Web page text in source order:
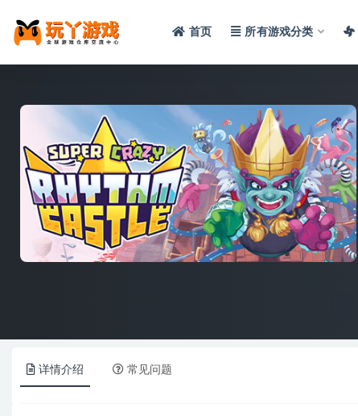
首页 所有游戏分类
详情介绍 常见问题